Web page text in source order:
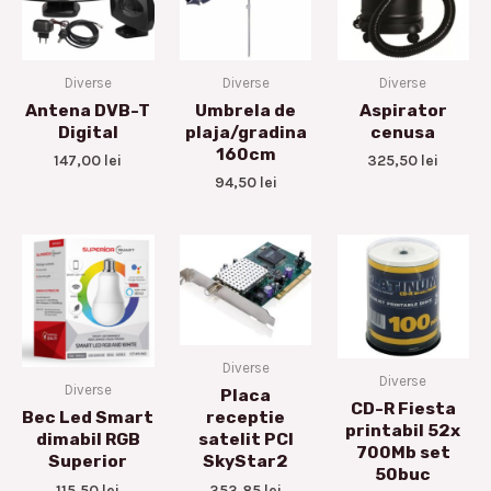
Diverse
Antena DVB-T
Digital
147,00 lei
Diverse
Umbrela de
plaja/gradina
160cm
94,50 lei
Diverse
Aspirator
cenusa
325,50 lei
Diverse
Bec Led Smart
dimabil RGB
Superior
Diverse
Placa
receptie
satelit PCI
SkyStar2
Diverse
CD-R Fiesta
printabil 52x
700Mb set
50buc